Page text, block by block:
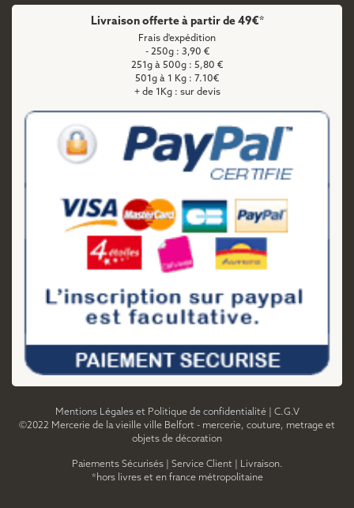
Livraison offerte à partir de 49€*
Frais d'expédition
- 250g : 3,90 €
251g à 500g : 5,80 €
501g à 1 Kg : 7.10€
+ de 1Kg : sur devis
Mentions Légales et Politique de confidentialité| C.G.V
©2022 Mercerie de la vieille ville Belfort - mercerie, couture, metrage et
objets de décoration
Paiements Sécurisés| Service Client
Livraison.
*hors livres et en france métropolitaine